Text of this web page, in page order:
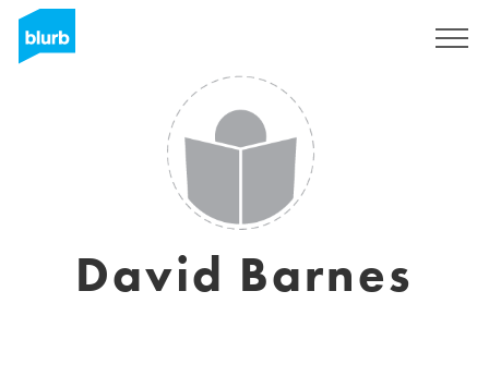
David Barnes